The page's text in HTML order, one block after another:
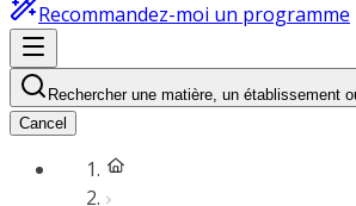
Recommandez-moi un programme
Rechercher une matière, un établissement
Cancel